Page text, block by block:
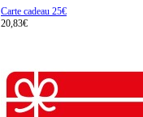
Carte cadeau 25€
20,83€